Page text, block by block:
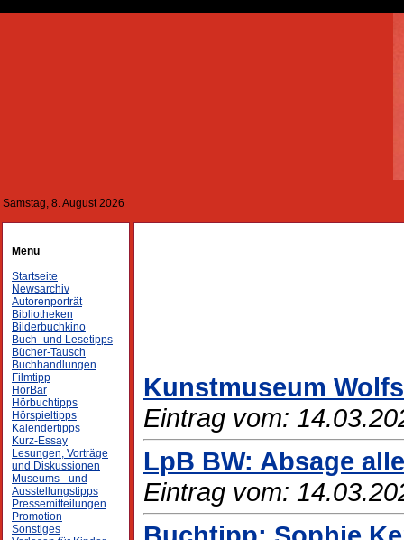
Samstag, 8. August 2026
Menü
Startseite
Newsarchiv
Autorenporträt
Bibliotheken
Bilderbuchkino
Buch- und Lesetipps
Bücher-Tausch
Buchhandlungen
Filmtipp
HörBar
Hörbuchtipps
Hörspieltipps
Kalendertipps
Kurz-Essay
Lesungen, Vorträge
und Diskussionen
Museums - und
Ausstellungstipps
Pressemitteilungen
Promotion
Sonstiges
Kunstmuseum
Eintrag vom:
LpB BW: Absage
Eintrag vom: